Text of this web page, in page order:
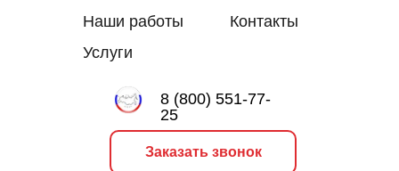
Заказать звонок
Наши работы
Услуги
8 (800) 551-77-
25
Контакты